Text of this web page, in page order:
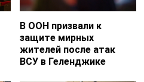
В ООН призвали к
защите мирных
жителей после атак
ВСУ в Геленджике